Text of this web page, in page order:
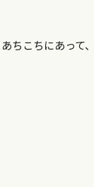
ちこちにあって、